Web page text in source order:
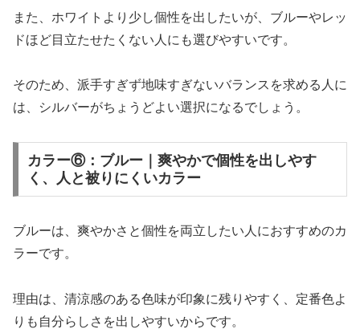
また、ホワイトより少し個性を出したいが、ブルーやレッ
ドほど目立たせたくない人にも選びやすいです。
そのため、派手すぎず地味すぎないバランスを求める人に
は、シルバーがちょうどよい選択になるでしょう。
カラー⑥：ブルー｜爽やかで個性を出しやす
く、人と被りにくいカラー
ブルーは、爽やかさと個性を両立したい人におすすめのカ
ラーです。
理由は、清涼感のある色味が印象に残りやすく、定番色よ
りも自分らしさを出しやすいからです。